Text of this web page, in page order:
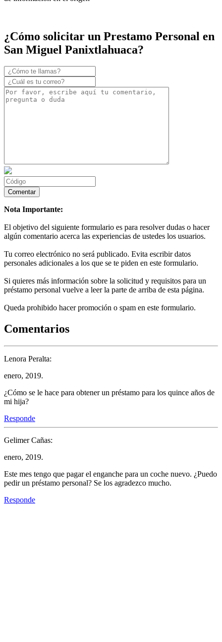
¿Cómo solicitar un Prestamo Personal en
San Miguel Panixtlahuaca?
Nota Importante:
El objetivo del siguiente formulario es para resolver dudas o hacer
algún comentario acerca las experiencias de ustedes los usuarios.
Tu correo electrónico no será publicado. Evita escribir datos
personales adicionales a los que se te piden en este formulario.
Si quieres más información sobre la solicitud y requisitos para un
préstamo personal vuelve a leer la parte de arriba de esta página.
Queda prohibido hacer promoción o spam en este formulario.
Comentarios
Lenora Peralta:
enero, 2019.
¿Cómo se le hace para obtener un préstamo para los quince años de
mi hija?
Responde
Gelimer Cañas:
enero, 2019.
Este mes tengo que pagar el enganche para un coche nuevo. ¿Puedo
pedir un préstamo personal? Se los agradezco mucho.
Responde